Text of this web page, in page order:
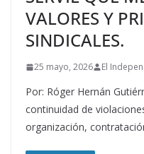
VALORES Y
SINDICALES.
25 mayo, 2026 El
Por: Róger Hernán
continuidad de
organización,